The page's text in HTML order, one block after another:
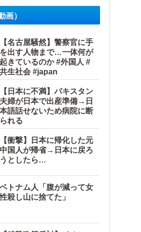
画）
【名古屋騒然】警察官に手
を出す人物まで…一体何が
起きているのか #外国人 #
共生社会 #japan
【日本に不満】パキスタン
夫婦が日本で出産準備→日
本語話せないため病院に断
られる
【衝撃】日本に帰化した元
中国人が帰省→日本に戻ろ
うとしたら…
ベトナム人「腹が減って女
性殺し山に捨てた」